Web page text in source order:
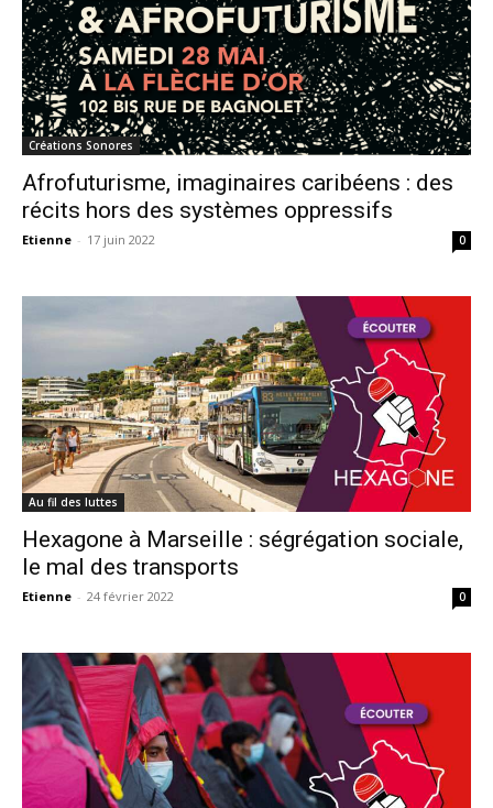
Créations Sonores
Afrofuturisme, imaginaires caribéens : des
récits hors des systèmes oppressifs
Etienne - 17 juin 2022 0
Au fil des luttes
Hexagone à Marseille : ségrégation sociale,
le mal des transports
Etienne - 24 février 2022 0